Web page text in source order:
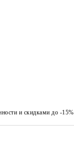
и скидками до -15%